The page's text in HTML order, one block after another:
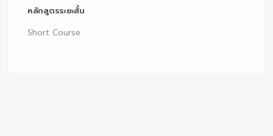
หลักสูตรระยะสั้น
Short Course